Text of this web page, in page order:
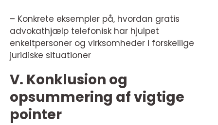
– Konkrete eksempler på, hvordan gratis
advokathjælp telefonisk har hjulpet
enkeltpersoner og virksomheder i forskellige
juridiske situationer
V. Konklusion og
opsummering af vigtige
pointer